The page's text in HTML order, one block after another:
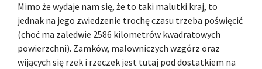
Mimo że wydaje nam się, że to taki malutki kraj, to
jednak na jego zwiedzenie trochę czasu trzeba poświęcić
(choć ma zaledwie 2586 kilometrów kwadratowych
powierzchni). Zamków, malowniczych wzgórz oraz
wijących się rzek i rzeczek jest tutaj pod dostatkiem na